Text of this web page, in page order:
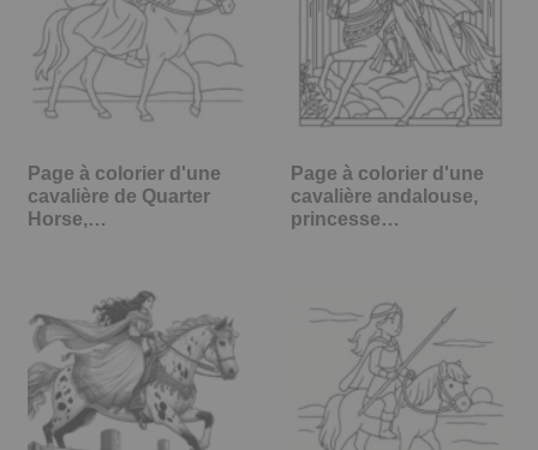
Page à colorier d'une
cavalière de Quarter
Horse,…
Page à colorier d'une
cavalière andalouse,
princesse…